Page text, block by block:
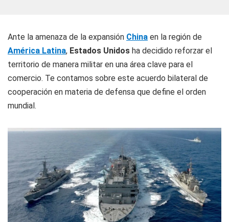
Ante la amenaza de la expansión China en la región de
América Latina, Estados Unidos ha decidido reforzar el
territorio de manera militar en una área clave para el
comercio. Te contamos sobre este acuerdo bilateral de
cooperación en materia de defensa que define el orden
mundial.